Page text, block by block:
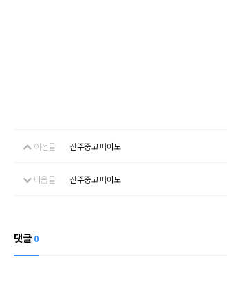
이전글 진주중고피아노
다음글 진주중고피아노
댓글 0